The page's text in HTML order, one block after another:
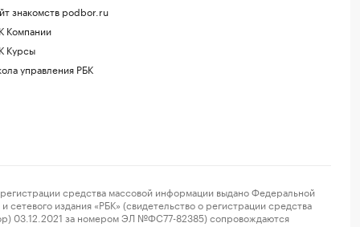
знакомств podbor.ru
Компании
Курсы
управления РБК
средства массовой информации выдано Федеральной
издания «РБК» (свидетельство о регистрации средства
03.12.2021 за номером ЭЛ №ФС77-82385) сопровождаются